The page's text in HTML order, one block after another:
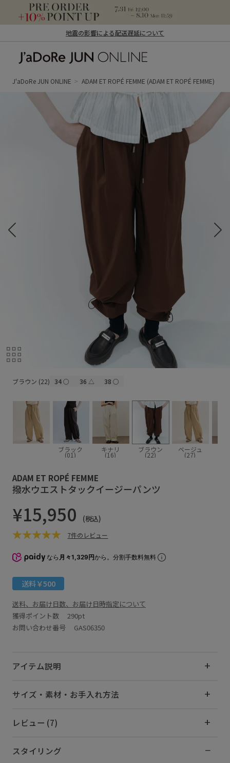
地震の影響による配送遅延について
ン オンライン）
J'aDoRe JUN ONLINE ADAM ET ROPÉ FEMME (ADAM ET ROPÉ FEMME)
ブラウン (22) 34○ 36 △ 38 ○
ブラック
(01)
キナリ
(16)
ブラウン
(22)
ベージュ
(27)
ADAM ET ROPÉ FEMME
撥水ウエストタックイージーパンツ
¥15,950 (税込)
7件のレビュー
なら 月々1,329円から。分割手数料無料
送料￥500
送料、お届け日数、お届け日時指定について
獲得ポイント数 290pt
お問い合わせ番号 GAS06350
アイテム説明
サイズ・素材・お手入れ方法
レビュー (7)
スタイリング